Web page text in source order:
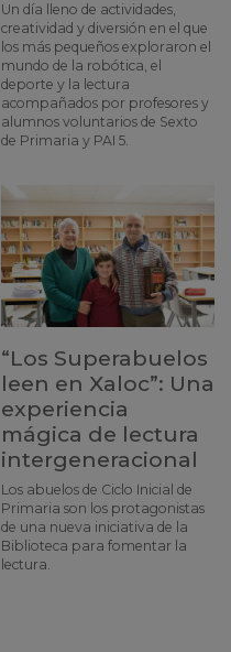
Un día lleno de actividades,
creatividad y diversión en el que
los más pequeños exploraron el
mundo de la robótica, el
deporte y la lectura
acompañados por profesores y
alumnos voluntarios de Sexto
de Primaria y PAI 5.
“Los Superabuelos
leen en Xaloc”: Una
experiencia
mágica de lectura
intergeneracional
Los abuelos de Ciclo Inicial de
Primaria son los protagonistas
de una nueva iniciativa de la
Biblioteca para fomentar la
lectura.